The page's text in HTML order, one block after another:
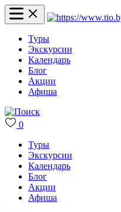
Туры
Экскурсии
Календарь
Блог
Акции
Афиша
0
Туры
Экскурсии
Календарь
Блог
Акции
Афиша